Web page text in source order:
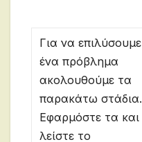
Για να επιλύσουμε
ένα πρόβλημα
ακολουθούμε τα
παρακάτω στάδια.
Εφαρμόστε τα και
λείστε το